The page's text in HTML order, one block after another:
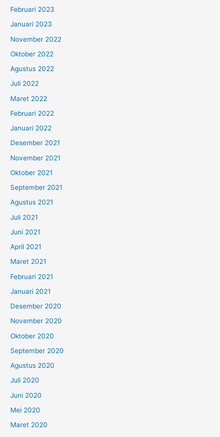
Februari 2023
Januari 2023
November 2022
Oktober 2022
Agustus 2022
Juli 2022
Maret 2022
Februari 2022
Januari 2022
Desember 2021
November 2021
Oktober 2021
September 2021
Agustus 2021
Juli 2021
Juni 2021
April 2021
Maret 2021
Februari 2021
Januari 2021
Desember 2020
November 2020
Oktober 2020
September 2020
Agustus 2020
Juli 2020
Juni 2020
Mei 2020
Maret 2020